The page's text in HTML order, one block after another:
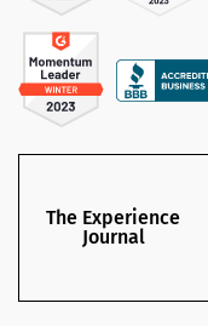
The Experience
Journal